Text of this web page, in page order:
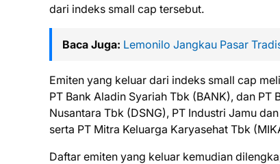
dari indeks small cap tersebut.
Baca Juga: Lemonilo Jangkau Pasar
Emiten yang keluar dari indeks small cap
PT Bank Aladin Syariah Tbk (BANK), dan PT
Nusantara Tbk (DSNG), PT Industri Jamu
serta PT Mitra Keluarga Karyasehat Tbk
Daftar emiten yang keluar kemudian